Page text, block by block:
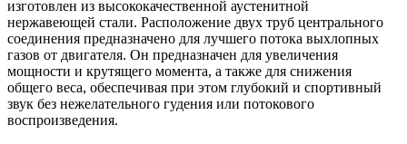
изготовлен из высококачественной аустенитной
нержавеющей стали. Расположение двух труб центрального
соединения предназначено для лучшего потока выхлопных
газов от двигателя. Он предназначен для увеличения
мощности и крутящего момента, а также для снижения
общего веса, обеспечивая при этом глубокий и спортивный
звук без нежелательного гудения или потокового
воспроизведения.